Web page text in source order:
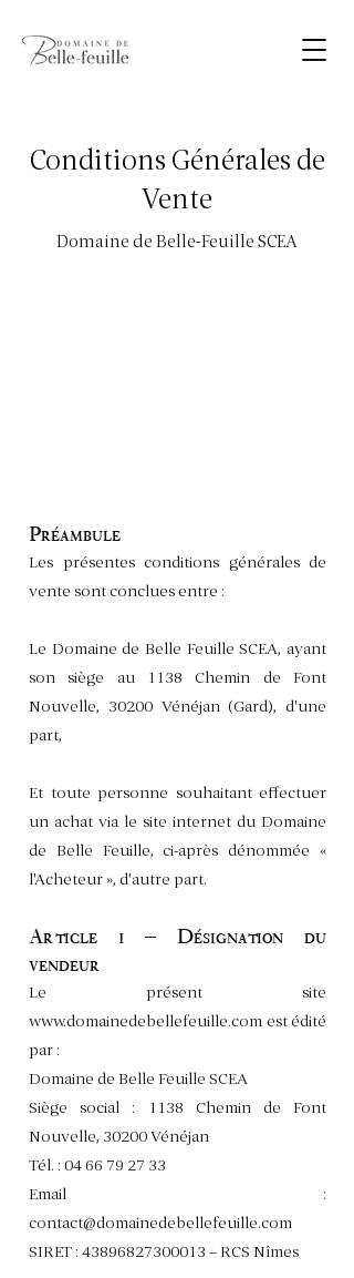
Conditions Générales de
Vente
Domaine de Belle-Feuille SCEA
Préambule
Les présentes conditions générales de
vente sont conclues entre :
Le Domaine de Belle Feuille SCEA, ayant
son siège au 1138 Chemin de Font
Nouvelle, 30200 Vénéjan (Gard), d'une
part,
Et toute personne souhaitant effectuer
un achat via le site internet du Domaine
de Belle Feuille, ci-après dénommée «
l'Acheteur », d'autre part.
Article 1 – Désignation du
vendeur
Le présent site
www.domainedebellefeuille.com est édité
par :
Domaine de Belle Feuille SCEA
Siège social : 1138 Chemin de Font
Nouvelle, 30200 Vénéjan
Tél. : 04 66 79 27 33
Email :
contact@domainedebellefeuille.com
SIRET : 43896827300013 – RCS Nîmes